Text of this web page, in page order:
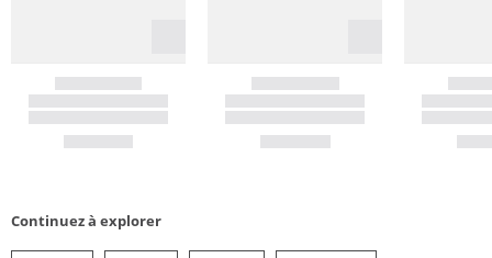
Continuez à explorer